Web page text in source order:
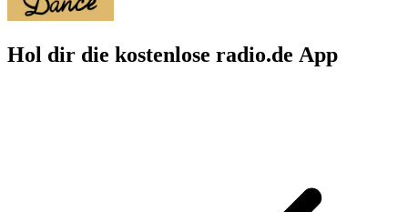
Hol dir die kostenlose radio.de App